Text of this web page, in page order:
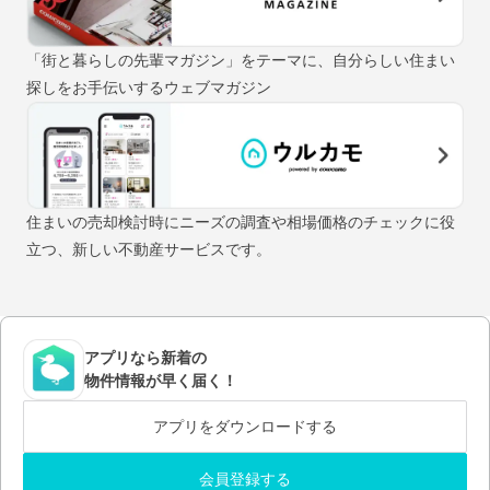
「街と暮らしの先輩マガジン」をテーマに、自分らしい住まい
探しをお手伝いするウェブマガジン
住まいの売却検討時にニーズの調査や相場価格のチェックに役
立つ、新しい不動産サービスです。
アプリなら新着の
物件情報が早く届く！
アプリをダウンロードする
会員登録する